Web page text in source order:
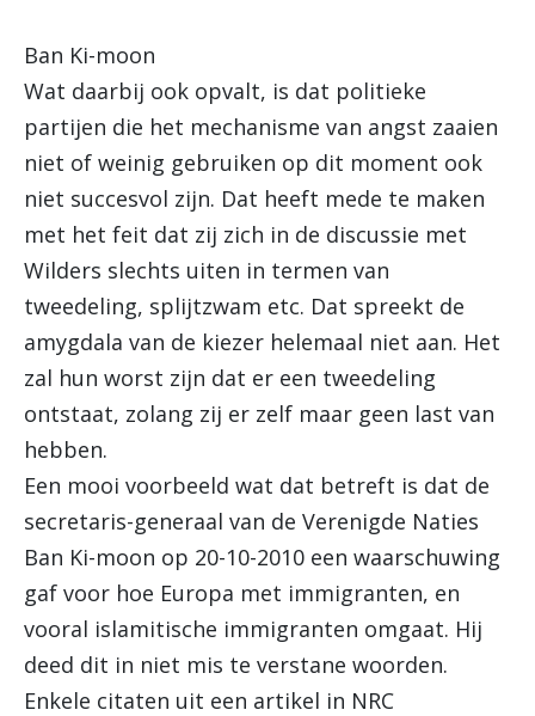
Ban Ki-moon
Wat daarbij ook opvalt, is dat politieke
partijen die het mechanisme van angst zaaien
niet of weinig gebruiken op dit moment ook
niet succesvol zijn. Dat heeft mede te maken
met het feit dat zij zich in de discussie met
Wilders slechts uiten in termen van
tweedeling, splijtzwam etc. Dat spreekt de
amygdala van de kiezer helemaal niet aan. Het
zal hun worst zijn dat er een tweedeling
ontstaat, zolang zij er zelf maar geen last van
hebben.
Een mooi voorbeeld wat dat betreft is dat de
secretaris-generaal van de Verenigde Naties
Ban Ki-moon op 20-10-2010 een waarschuwing
gaf voor hoe Europa met immigranten, en
vooral islamitische immigranten omgaat. Hij
deed dit in niet mis te verstane woorden.
Enkele citaten uit een artikel in NRC